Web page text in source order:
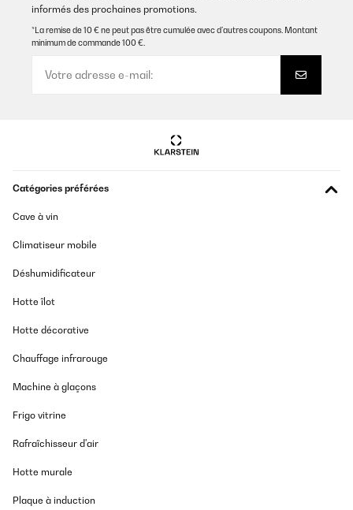
informés des prochaines promotions.
*La remise de 10 € ne peut pas être cumulée avec d’autres coupons. Montant
minimum de commande 100 €.
Catégories préférées
Cave à vin
Climatiseur mobile
Déshumidificateur
Hotte îlot
Hotte décorative
Chauffage infrarouge
Machine à glaçons
Frigo vitrine
Rafraîchisseur d'air
Hotte murale
Plaque à induction